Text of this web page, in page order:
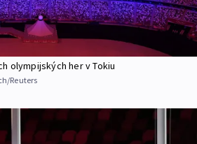
olympijských her v Tokiu
Reuters